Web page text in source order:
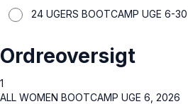
24 UGERS BOOTCAMP UGE 6-30
Ordreoversigt
1
ALL WOMEN BOOTCAMP UGE 6, 2026